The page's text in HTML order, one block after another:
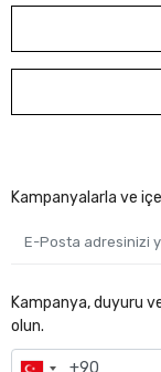
Kampanyalarla ve
Kampanya, duyuru
olun.